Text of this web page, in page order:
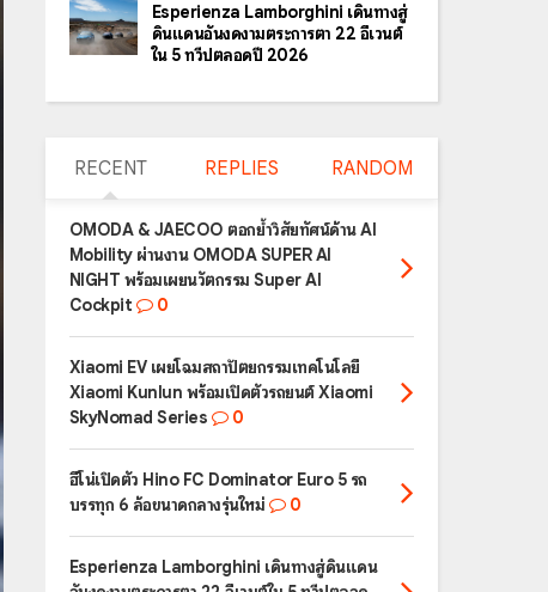
Esperienza Lamborghini เดินทางสู่
ดินแดนอันงดงามตระการตา 22 อีเวนต์
ใน 5 ทวีปตลอดปี 2026
RECENT REPLIES RANDOM
OMODA & JAECOO ตอกย้ำวิสัยทัศน์ด้าน AI
Mobility ผ่านงาน OMODA SUPER AI
NIGHT พร้อมเผยนวัตกรรม Super AI
Cockpit
0
Xiaomi EV เผยโฉมสถาปัตยกรรมเทคโนโลยี
Xiaomi Kunlun พร้อมเปิดตัวรถยนต์ Xiaomi
SkyNomad Series
0
ฮีโน่เปิดตัว Hino FC Dominator Euro 5 รถ
บรรทุก 6 ล้อขนาดกลางรุ่นใหม่
0
Esperienza Lamborghini เดินทางสู่ดินแดน